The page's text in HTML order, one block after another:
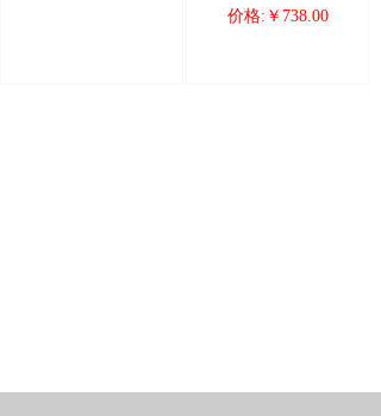
价格: ￥738.00